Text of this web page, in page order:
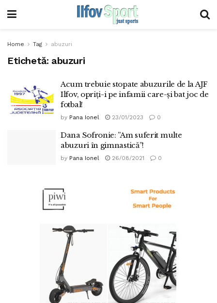
Home Tag abuzuri
Etichetă: abuzuri
Acum trebuie stopate abuzurile de la AJF
Ilfov, opriți-i pe infamii care-și bat joc de
fotbal!
by Pana Ionel 23/01/2023 0
Dana Sofronie: ”Am suferit multe
abuzuri în gimnastică”!
by Pana Ionel 26/08/2021 0